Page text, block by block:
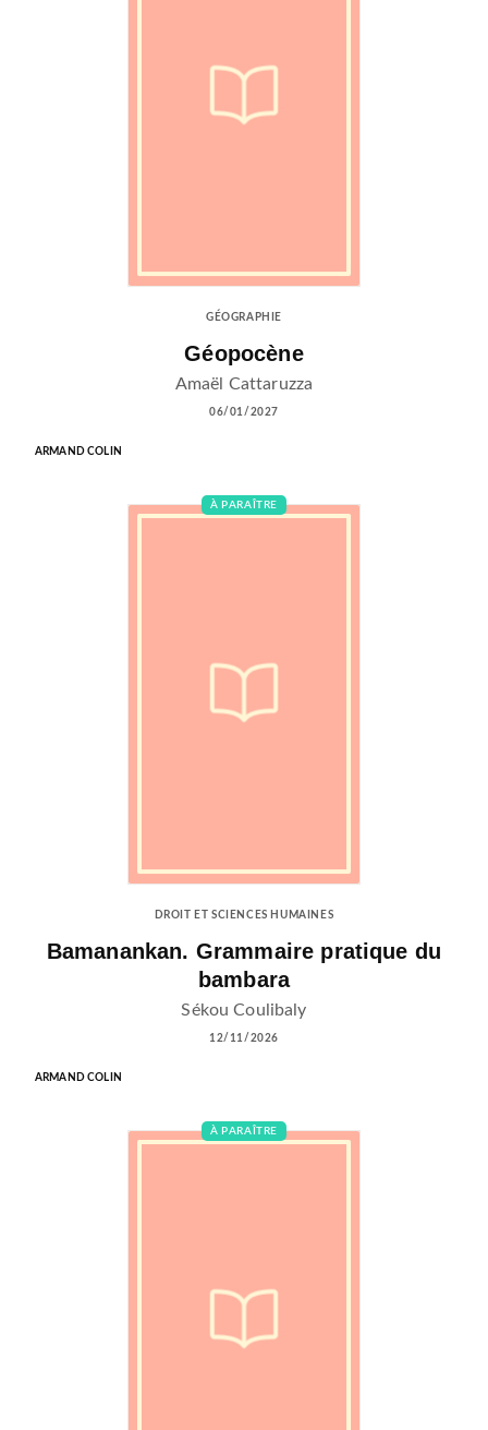
GÉOGRAPHIE
Géopocène
Amaël Cattaruzza
06/01/2027
ARMAND COLIN
À PARAÎTRE
DROIT ET SCIENCES HUMAINES
Bamanankan. Grammaire pratique du
bambara
Sékou Coulibaly
12/11/2026
ARMAND COLIN
À PARAÎTRE